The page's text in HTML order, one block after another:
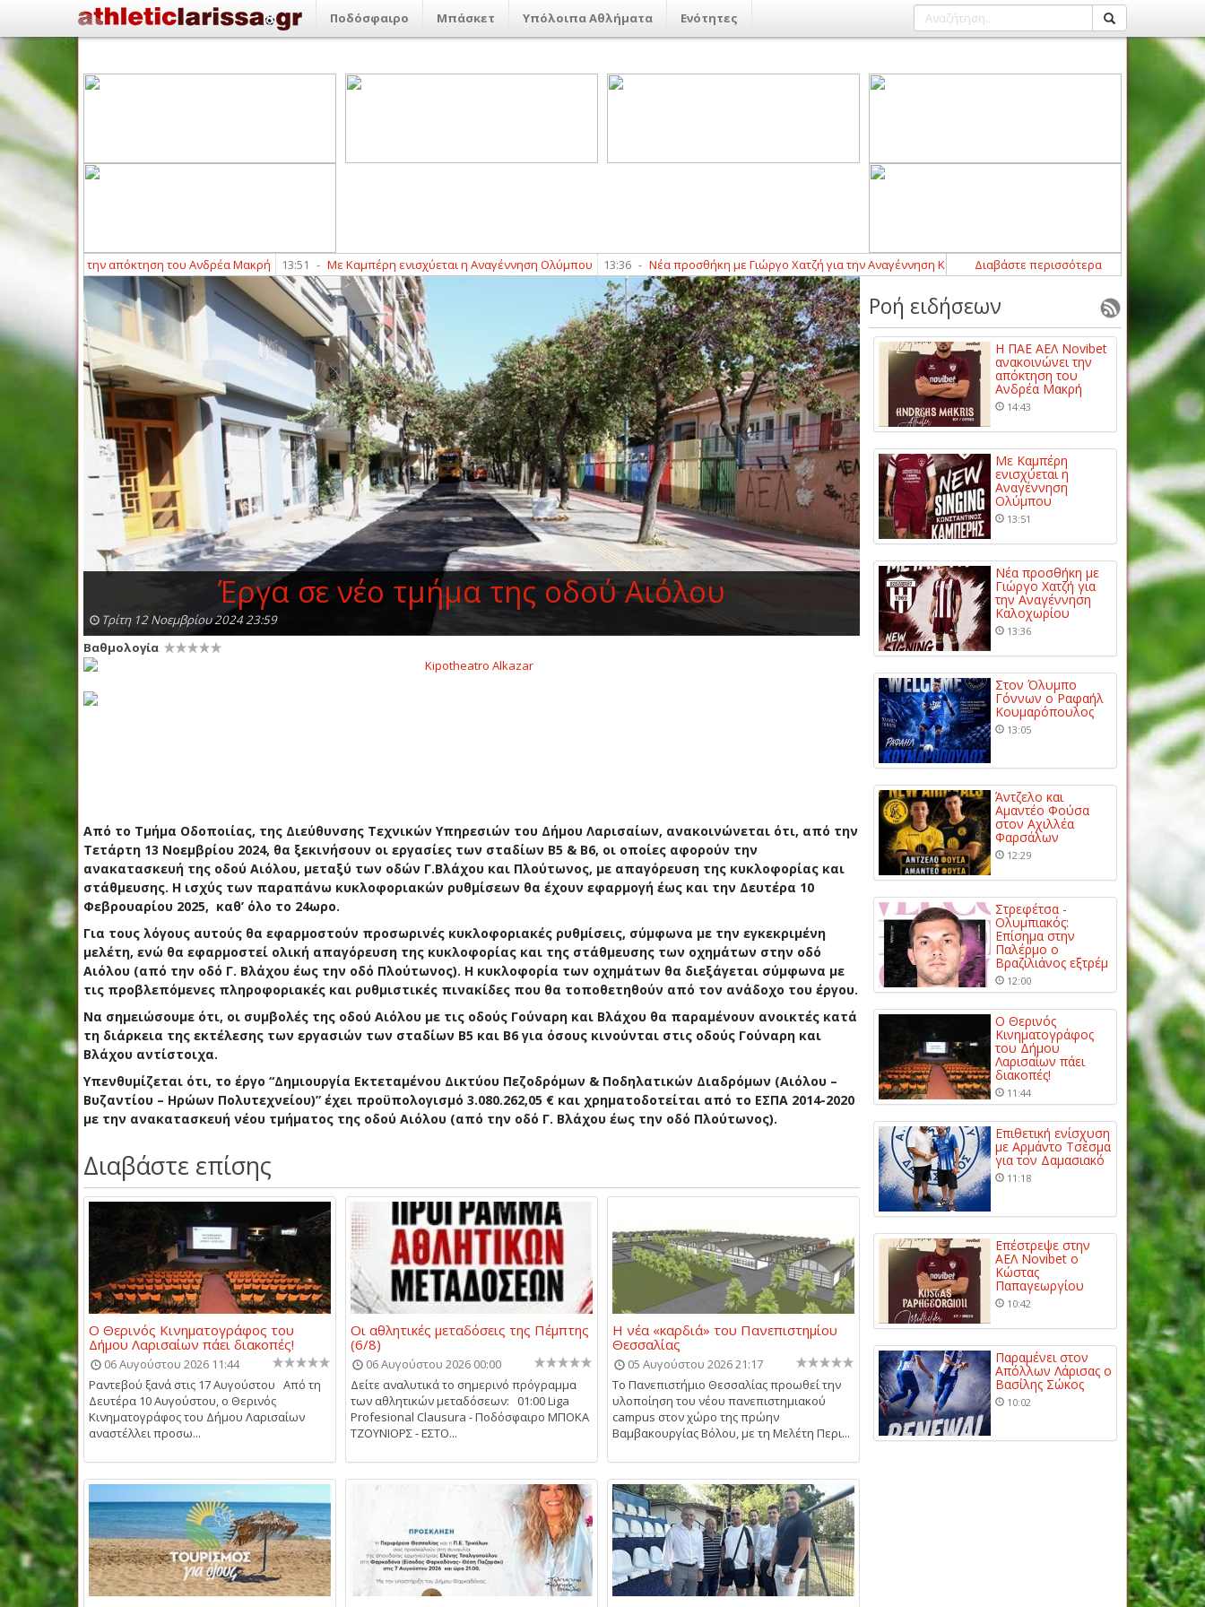
Ποδόσφαιρο Μπάσκετ Υπόλοιπα Αθλήματα Ενότητες
την απόκτηση του Ανδρέα Μακρή 13:51 Με Καμπέρη ενισχύεται η Αναγέννηση Ολύμπου 13:36 Νέα προσθήκη με Γιώργο Χατζή για την Αναγέννηση Καλοχωρίου 13:05 - Στον Όλυμπο Γόννων ο Ραφαήλ
Διαβάστε περισσότερα
Έργα σε νέο τμήμα της οδού Αιόλου
Τρίτη 12 Νοεμβρίου 2024 23:59
Βαθμολογία
Από το Τμήμα Οδοποιίας, της Διεύθυνσης Τεχνικών Υπηρεσιών του Δήμου Λαρισαίων, ανακοινώνεται ότι, από την
Τετάρτη 13 Νοεμβρίου 2024, θα ξεκινήσουν οι εργασίες των σταδίων Β5 & Β6, οι οποίες αφορούν την
ανακατασκευή της οδού Αιόλου, μεταξύ των οδών Γ.Βλάχου και Πλούτωνος, με απαγόρευση της κυκλοφορίας και
στάθμευσης. Η ισχύς των παραπάνω κυκλοφοριακών ρυθμίσεων θα έχουν εφαρμογή έως και την Δευτέρα 10
Φεβρουαρίου 2025, καθ’ όλο το 24ωρο.
Για τους λόγους αυτούς θα εφαρμοστούν προσωρινές κυκλοφοριακές ρυθμίσεις, σύμφωνα με την εγκεκριμένη
μελέτη, ενώ θα εφαρμοστεί ολική απαγόρευση της κυκλοφορίας και της στάθμευσης των οχημάτων στην οδό
Αιόλου (από την οδό Γ. Βλάχου έως την οδό Πλούτωνος). Η κυκλοφορία των οχημάτων θα διεξάγεται σύμφωνα με
τις προβλεπόμενες πληροφοριακές και ρυθμιστικές πινακίδες που θα τοποθετηθούν από τον ανάδοχο του έργου.
Να σημειώσουμε ότι, οι συμβολές της οδού Αιόλου με τις οδούς Γούναρη και Βλάχου θα παραμένουν ανοικτές κατά
τη διάρκεια της εκτέλεσης των εργασιών των σταδίων Β5 και Β6 για όσους κινούνται στις οδούς Γούναρη και
Βλάχου αντίστοιχα.
Υπενθυμίζεται ότι, το έργο “Δημιουργία Εκτεταμένου Δικτύου Πεζοδρόμων & Ποδηλατικών Διαδρόμων (Αιόλου –
Βυζαντίου – Ηρώων Πολυτεχνείου)” έχει προϋπολογισμό 3.080.262,05 € και χρηματοδοτείται από το ΕΣΠΑ 2014-2020
με την ανακατασκευή νέου τμήματος της οδού Αιόλου (από την οδό Γ. Βλάχου έως την οδό Πλούτωνος).
Διαβάστε επίσης
Ο Θερινός Κινηματογράφος του
Δήμου Λαρισαίων πάει διακοπές!
06 Αυγούστου 2026 11:44
Ραντεβού ξανά στις 17 Αυγούστου Από τη
Δευτέρα 10 Αυγούστου, ο Θερινός
Κινηματογράφος του Δήμου Λαρισαίων
αναστέλλει προσω...
Οι αθλητικές μεταδόσεις της Πέμπτης
(6/8)
06 Αυγούστου 2026 00:00
Δείτε αναλυτικά το σημερινό πρόγραμμα
των αθλητικών μεταδόσεων: 01:00 Liga
Profesional Clausura - Ποδόσφαιρο ΜΠΟΚΑ
ΤΖΟΥΝΙΟΡΣ - ΕΣΤΟ...
Η νέα «καρδιά» του Πανεπιστημίου
Θεσσαλίας
05 Αυγούστου 2026 21:17
Το Πανεπιστήμιο Θεσσαλίας προωθεί την
υλοποίηση του νέου πανεπιστημιακού
campus στον χώρο της πρώην
Βαμβακουργίας Βόλου, με τη Μελέτη Περι...
Ροή ειδήσεων
Η ΠΑΕ ΑΕΛ Novibet
ανακοινώνει την
απόκτηση του
Ανδρέα Μακρή
14:43
Με Καμπέρη
ενισχύεται η
Αναγέννηση
Ολύμπου
13:51
Νέα προσθήκη με
Γιώργο Χατζή για
την Αναγέννηση
Καλοχωρίου
13:36
Στον Όλυμπο
Γόννων ο Ραφαήλ
Κουμαρόπουλος
13:05
Άντζελο και
Αμαντέο Φούσα
στον Αχιλλέα
Φαρσάλων
12:29
Στρεφέτσα -
Ολυμπιακός:
Επίσημα στην
Παλέρμο ο
Βραζιλιάνος εξτρέμ
12:00
Ο Θερινός
Κινηματογράφος
του Δήμου
Λαρισαίων πάει
διακοπές!
11:44
Επιθετική ενίσχυση
με Αρμάντο Τσέσμα
για τον Δαμασιακό
11:18
Επέστρεψε στην
ΑΕΛ Novibet ο
Κώστας
Παπαγεωργίου
10:42
Παραμένει στον
Απόλλων Λάρισας ο
Βασίλης Σώκος
10:02